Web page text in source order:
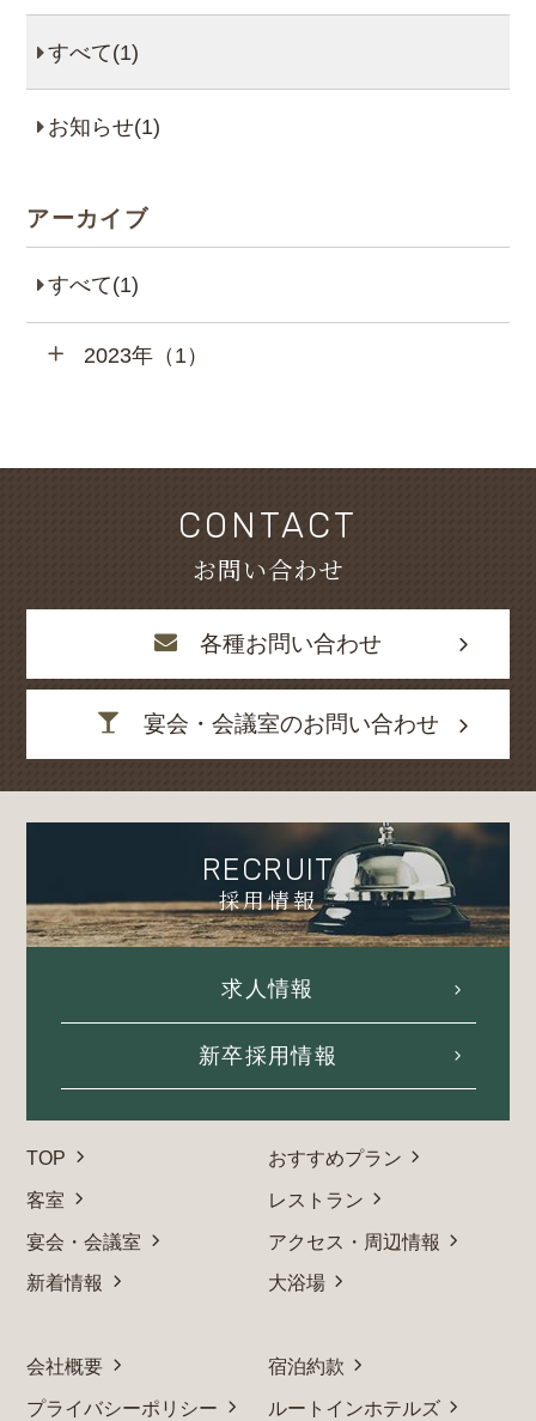
すべて(1)
お知らせ(1)
アーカイブ
すべて(1)
2023年（1）
CONTACT
お問い合わせ
各種お問い合わせ
宴会・会議室のお問い合わせ
RECRUIT
採用情報
求人情報
新卒採用情報
TOP
おすすめプラン
客室
レストラン
宴会・会議室
アクセス・周辺情報
新着情報
大浴場
会社概要
宿泊約款
プライバシーポリシー
ルートインホテルズ